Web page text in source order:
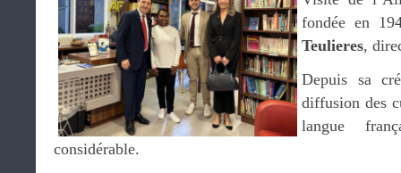
fondée en
Teulieres,
Depuis sa
diffusion des
langue
considérable.